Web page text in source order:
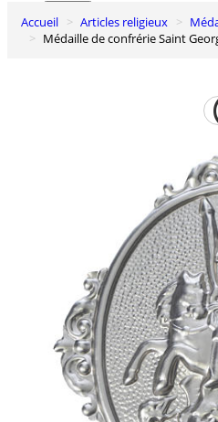
0
Panier
Accueil Articles religieux
Médaille de confrérie Saint